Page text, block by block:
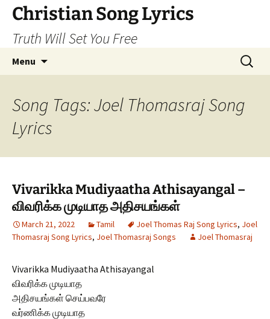
Skip
content
Christian Song Lyrics
Truth Will Set You Free
Menu
Search
for:
Song Tags: Joel Thomasraj Song
Lyrics
Vivarikka Mudiyaatha Athisayangal –
விவரிக்க முடியாத அதிசயங்கள்
March 21, 2022 Tamil Joel Thomas Raj Song Lyrics, Joel
Thomasraj Song Lyrics, Joel Thomasraj Songs Joel Thomasraj
Vivarikka Mudiyaatha Athisayangal
விவரிக்க முடியாத
அதிசயங்கள் செய்பவரே
வர்ணிக்க முடியாத